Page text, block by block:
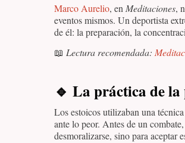
Marco Aurelio, en Meditaciones,
eventos mismos. Un deportista
de él: la preparación, la
📖 Lectura recomendada:
🔹 La práctica de
Los estoicos utilizaban una
ante lo peor. Antes de un
desmoralizarse, sino para aceptar